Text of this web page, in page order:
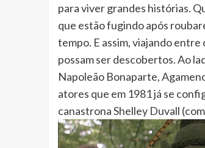
para viver grandes histórias.
que estão fugindo após
tempo. E assim, viajando entre
possam ser descobertos. Ao
Napoleão Bonaparte,
atores que em 1981 já se
canastrona Shelley Duvall